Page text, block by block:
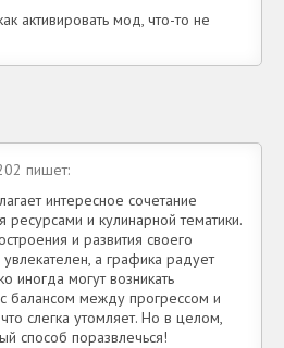
активировать мод, что-то не
пишет:
интересное сочетание
ресурсами и кулинарной тематики.
и развития своего
а графика радует
иногда могут возникать
балансом между прогрессом и
слегка утомляет. Но в целом,
способ поразвлечься!